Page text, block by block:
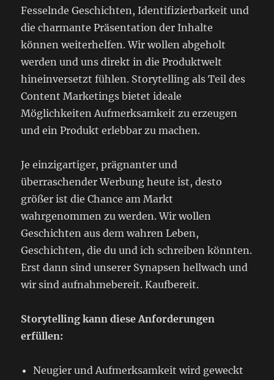
Fesselnde Geschichten, Identifizierbarkeit und
die charmante Präsentation der Inhalte
können weiterhelfen. Wir wollen abgeholt
werden und uns direkt in die Produktwelt
hineinversetzt fühlen. Storytelling als Teil des
Content Marketings bietet ideale
Möglichkeiten Aufmerksamkeit zu erzeugen
und ein Produkt erlebbar zu machen.
Je einzigartiger, prägnanter und
überraschender Werbung heute ist, desto
größer ist die Chance am Markt
wahrgenommen zu werden. Wir wollen
Geschichten aus dem wahren Leben,
Geschichten, die du und ich schreiben könnten.
Erst dann sind unserer Synapsen hellwach und
wir sind aufnahmebereit. Kaufbereit.
Storytelling kann diese Anforderungen
erfüllen:
Neugier und Aufmerksamkeit wird geweckt